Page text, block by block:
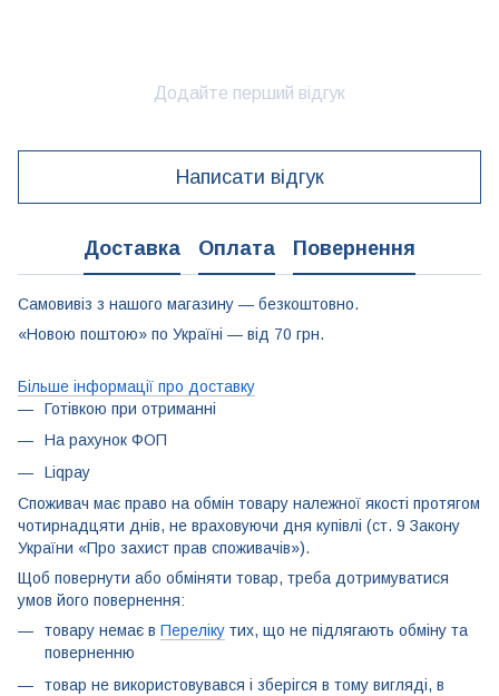
Додайте перший відгук
Написати відгук
Доставка Оплата Повернення
Самовивіз з нашого магазину — безкоштовно.
«Новою поштою» по Україні — від 70 грн.
Більше інформації про доставку
Готівкою при отриманні
На рахунок ФОП
Liqpay
Споживач має право на обмін товару належної якості протягом
чотирнадцяти днів, не враховуючи дня купівлі (ст. 9 Закону
України «Про захист прав споживачів»).
Щоб повернути або обміняти товар, треба дотримуватися
умов його повернення:
товару немає в Переліку тих, що не підлягають обміну та
поверненню
товар не використовувався і зберігся в тому вигляді, в